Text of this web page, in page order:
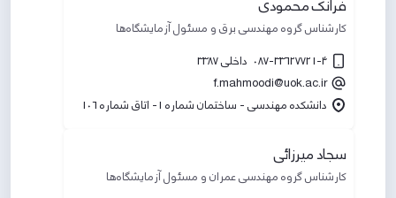
فرانک محمودی
کارشناس گروه مهندسی برق و مسئول آزمایشگاه‌ها
087-33627721-4 داخلی 3387
f.mahmoodi@uok.ac.ir
دانشکده مهندسی - ساختمان شماره 1- اتاق شماره 106
سجاد میرزائی
کارشناس گروه مهندسی عمران و مسئول آزمایشگاه‌ها